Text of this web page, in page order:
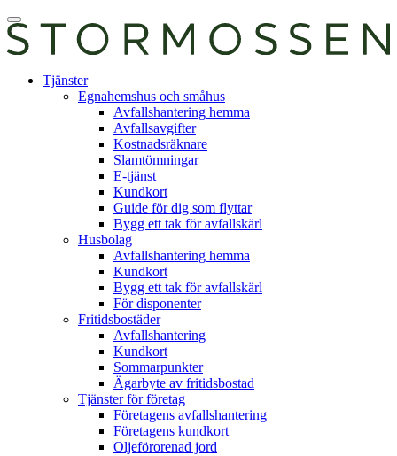
Skip
to
content
Öppna
huvudmeny
tjänst
Tjänster
Egnahemshus och småhus
Avfallshantering hemma
Avfallsavgifter
Kostnadsräknare
Slamtömningar
E-tjänst
Kundkort
Guide för dig som flyttar
Bygg ett tak för avfallskärl
Husbolag
Avfallshantering hemma
Kundkort
Bygg ett tak för avfallskärl
För disponenter
Fritidsbostäder
Avfallshantering
Kundkort
Sommarpunkter
Ägarbyte av fritidsbostad
Tjänster för företag
Företagens avfallshantering
Företagens kundkort
Oljeförorenad jord